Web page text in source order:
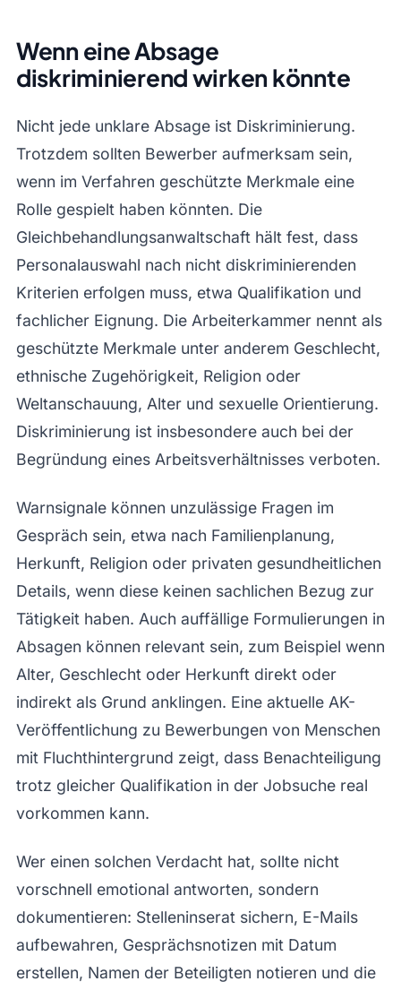
Wenn eine Absage
diskriminierend wirken könnte
Nicht jede unklare Absage ist Diskriminierung.
Trotzdem sollten Bewerber aufmerksam sein,
wenn im Verfahren geschützte Merkmale eine
Rolle gespielt haben könnten. Die
Gleichbehandlungsanwaltschaft hält fest, dass
Personalauswahl nach nicht diskriminierenden
Kriterien erfolgen muss, etwa Qualifikation und
fachlicher Eignung. Die Arbeiterkammer nennt als
geschützte Merkmale unter anderem Geschlecht,
ethnische Zugehörigkeit, Religion oder
Weltanschauung, Alter und sexuelle Orientierung.
Diskriminierung ist insbesondere auch bei der
Begründung eines Arbeitsverhältnisses verboten.
Warnsignale können unzulässige Fragen im
Gespräch sein, etwa nach Familienplanung,
Herkunft, Religion oder privaten gesundheitlichen
Details, wenn diese keinen sachlichen Bezug zur
Tätigkeit haben. Auch auffällige Formulierungen in
Absagen können relevant sein, zum Beispiel wenn
Alter, Geschlecht oder Herkunft direkt oder
indirekt als Grund anklingen. Eine aktuelle AK-
Veröffentlichung zu Bewerbungen von Menschen
mit Fluchthintergrund zeigt, dass Benachteiligung
trotz gleicher Qualifikation in der Jobsuche real
vorkommen kann.
Wer einen solchen Verdacht hat, sollte nicht
vorschnell emotional antworten, sondern
dokumentieren: Stelleninserat sichern, E-Mails
aufbewahren, Gesprächsnotizen mit Datum
erstellen, Namen der Beteiligten notieren und die